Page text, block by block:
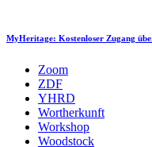
MyHeritage: Kostenloser Zugang
Zoom
ZDF
YHRD
Wortherkunft
Workshop
Woodstock